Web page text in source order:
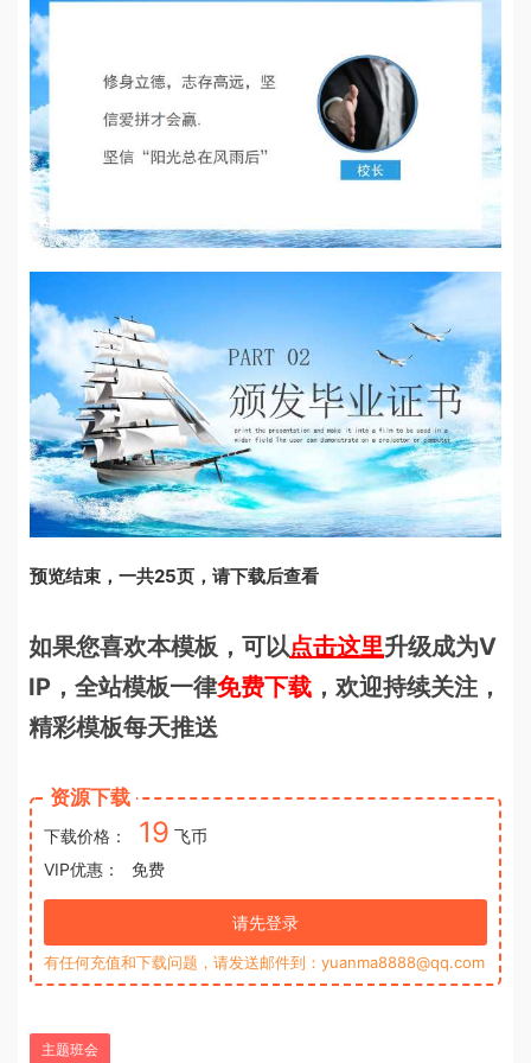
预览结束，一共25页，请下载后查看
如果您喜欢本模板，可以点击这里升级成为V
IP，全站模板一律免费下载 ，欢迎持续关注，
精彩模板每天推送
资源下载
下载价格： 19 飞币
VIP优惠：
免费
请先登录
有任何充值和下载问题，请发送邮件到：yuanma8888@qq.com
主题班会